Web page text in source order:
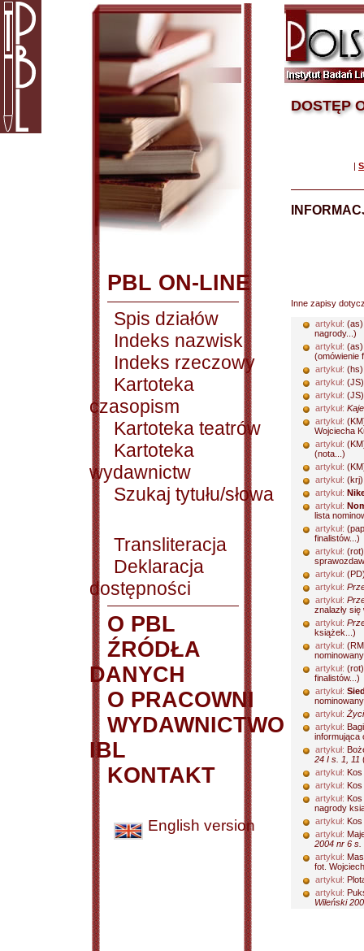
PBL ON-LINE
Spis działów
Indeks nazwisk
Indeks rzeczowy
Kartoteka
czasopism
Kartoteka teatrów
Kartoteka
wydawnictw
Szukaj tytułu/słowa
Transliteracja
Deklaracja
dostępności
O PBL
ŹRÓDŁA
DANYCH
O PRACOWNI
WYDAWNICTWO
IBL
KONTAKT
English version
DOSTĘP
|
Inne zapisy
artykuł:
nagrody...)
artykuł:
(omówienie
artykuł:
artykuł:
artykuł:
artykuł:
artykuł:
Wojciecha
artykuł:
(nota...)
artykuł:
artykuł:
artykuł:
artykuł:
lista
artykuł:
finalistów...)
artykuł:
artykuł:
artykuł:
artykuł:
znalazły
artykuł:
książek...)
artykuł:
artykuł:
finalistów...)
artykuł:
artykuł:
artykuł:
informująca
artykuł:
24 I s. 1, 11
artykuł:
artykuł:
artykuł:
nagrody
artykuł:
artykuł:
2004 nr 6 s.
artykuł:
fot.
artykuł:
artykuł:
Wileński